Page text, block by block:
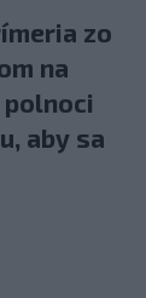
zo
na
aby sa